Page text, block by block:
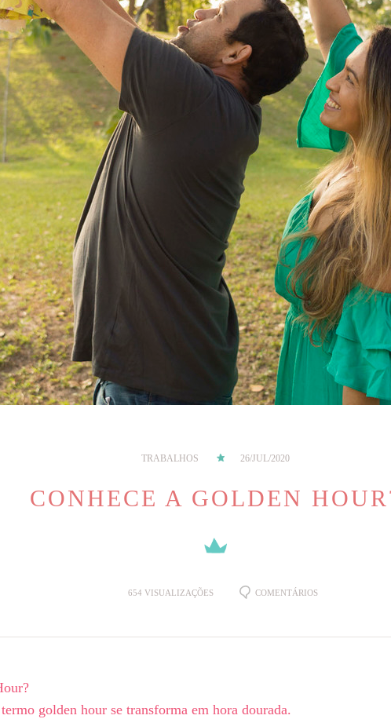
TRABALHOS 26/JUL/2020
CONHECE A GOLDEN
654 VISUALIZAÇÕES COMENTÁRIOS
golden hour se transforma em hora dourada.